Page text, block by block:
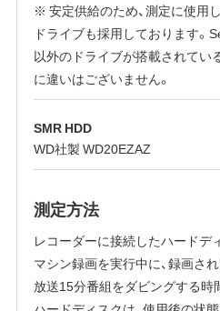
※ 安定供給のため、測定に使用
ドライブも採用しております。
以外のドライブが搭載されてい
に違いはございません。
SMR HDD
WD社製 WD20EZAZ
測定方法
レコーダーに接続したハードデ
マシン録画を実行中に、録画さ
放送15分番組をダビングする時